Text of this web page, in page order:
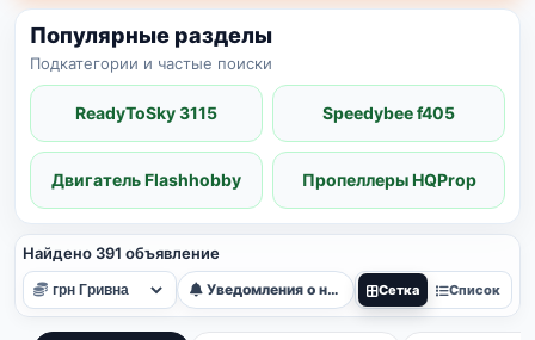
Популярные разделы
Подкатегории и частые поиски
ReadyToSky 3115 Speedybee f405
Двигатель Flashhobby Пропеллеры HQProp
Найдено 391 объявление
Уведомления о новых Сетка Список